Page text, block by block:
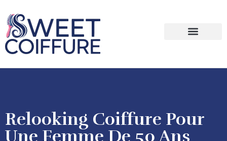
Relooking Coiffure Pour
Une Femme De 50 Ans